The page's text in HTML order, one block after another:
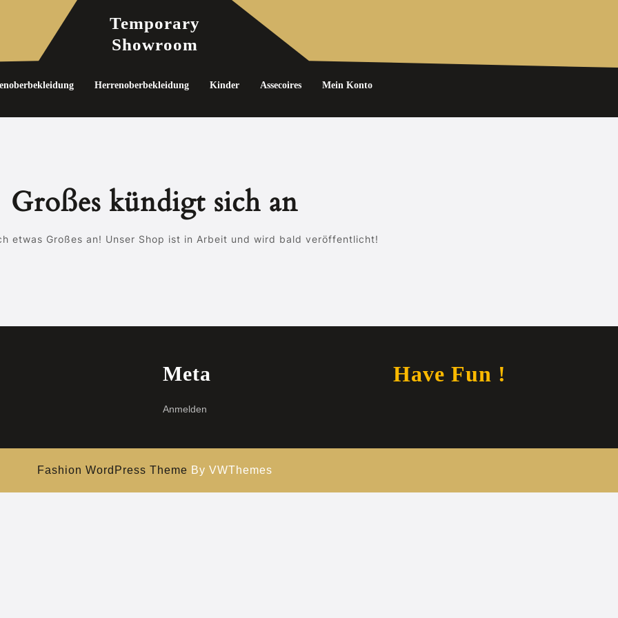
Temporary
Showroom
Herrenoberbekleidung Kinder Assecoires Mein Konto
Großes kündigt sich an
etwas Großes an! Unser Shop ist in Arbeit und wird bald veröffentlicht!
Meta
Anmelden
Have Fun !
Fashion WordPress Theme By VWThemes